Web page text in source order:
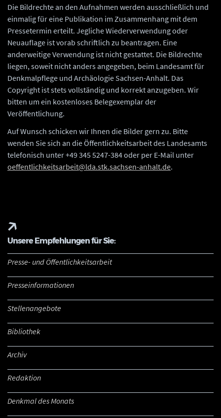
Die Bildrechte an den Aufnahmen werden ausschließlich und
einmalig für eine Publikation im Zusammenhang mit dem
Pressetermin erteilt. Jegliche Wiederverwendung oder
Neuauflage ist vorab schriftlich zu beantragen. Eine
anderweitige Verwendung ist nicht gestattet. Die Bildrechte
liegen, soweit nicht anders angegeben, beim Landesamt für
Denkmalpflege und Archäologie Sachsen-Anhalt. Das
Copyright ist stets vollständig und korrekt anzugeben. Wir
bitten um ein kostenloses Belegexemplar der
Veröffentlichung.
Auf Wunsch schicken wir Ihnen die Bilder gern zu. Bitte
wenden Sie sich an die Öffentlichkeitsarbeit des Landesamts
telefonisch unter +49 345 5247-384 oder per E-Mail unter
oeffentlichkeitsarbeit@lda.stk.sachsen-anhalt.de.
Unsere Empfehlungen für Sie:
Presse- und Öffentlichkeitsarbeit
Presseinformationen
Stellenangebote
Bibliothek
Archiv
Redaktion
Denkmal des Monats